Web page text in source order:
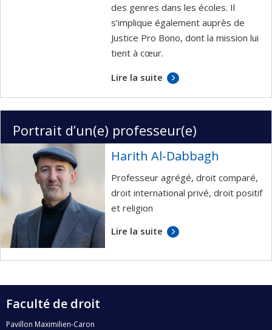
des genres dans les écoles. Il
s’implique également auprès de
Justice Pro Bono, dont la mission lui
tient à cœur.
Lire la suite
Portrait d’un(e) professeur(e)
Harith Al-Dabbagh
Professeur agrégé, droit comparé,
droit international privé, droit positif
et religion
Lire la suite
Faculté de droit
Pavillon Maximilien-Caron